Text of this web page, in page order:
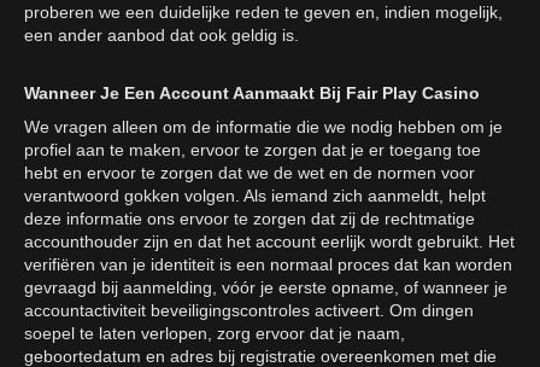
proberen we een duidelijke reden te geven en, indien mogelijk,
een ander aanbod dat ook geldig is.
Wanneer Je Een Account Aanmaakt Bij Fair Play Casino
We vragen alleen om de informatie die we nodig hebben om je
profiel aan te maken, ervoor te zorgen dat je er toegang toe
hebt en ervoor te zorgen dat we de wet en de normen voor
verantwoord gokken volgen. Als iemand zich aanmeldt, helpt
deze informatie ons ervoor te zorgen dat zij de rechtmatige
accounthouder zijn en dat het account eerlijk wordt gebruikt. Het
verifiëren van je identiteit is een normaal proces dat kan worden
gevraagd bij aanmelding, vóór je eerste opname, of wanneer je
accountactiviteit beveiligingscontroles activeert. Om dingen
soepel te laten verlopen, zorg ervoor dat je naam,
geboortedatum en adres bij registratie overeenkomen met die